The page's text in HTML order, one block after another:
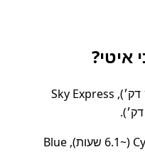
איטי?
מפעיל #26999 (~10 דק׳), Sky Express
Cyclades Fast Ferries (~6.1 שעות), Blue